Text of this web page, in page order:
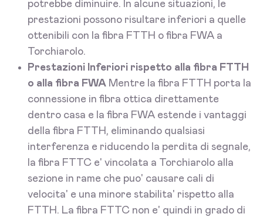
potrebbe diminuire. In alcune situazioni, le
prestazioni possono risultare inferiori a quelle
ottenibili con la fibra FTTH o fibra FWA a
Torchiarolo.
Prestazioni Inferiori rispetto alla fibra FTTH
o alla fibra FWA Mentre la fibra FTTH porta la
connessione in fibra ottica direttamente
dentro casa e la fibra FWA estende i vantaggi
della fibra FTTH, eliminando qualsiasi
interferenza e riducendo la perdita di segnale,
la fibra FTTC e' vincolata a Torchiarolo alla
sezione in rame che puo' causare cali di
velocita' e una minore stabilita' rispetto alla
FTTH. La fibra FTTC non e' quindi in grado di